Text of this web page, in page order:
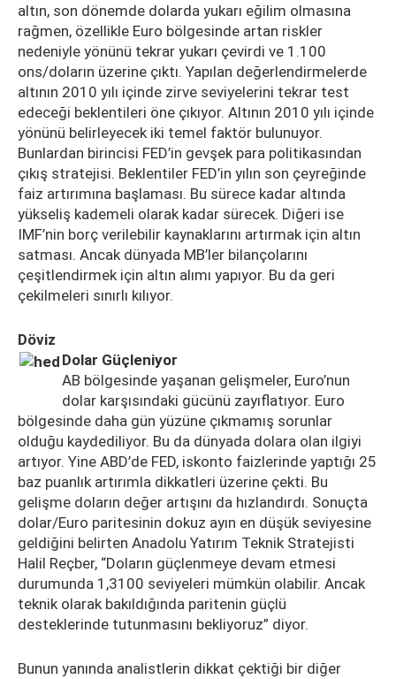
altın, son dönemde dolarda yukarı eğilim olmasına
rağmen, özellikle Euro bölgesinde artan riskler
nedeniyle yönünü tekrar yukarı çevirdi ve 1.100
ons/doların üzerine çıktı. Yapılan değerlendirmelerde
altının 2010 yılı içinde zirve seviyelerini tekrar test
edeceği beklentileri öne çıkıyor. Altının 2010 yılı içinde
yönünü belirleyecek iki temel faktör bulunuyor.
Bunlardan birincisi FED’in gevşek para politikasından
çıkış stratejisi. Beklentiler FED’in yılın son çeyreğinde
faiz artırımına başlaması. Bu sürece kadar altında
yükseliş kademeli olarak kadar sürecek. Diğeri ise
IMF’nin borç verilebilir kaynaklarını artırmak için altın
satması. Ancak dünyada MB’ler bilançolarını
çeşitlendirmek için altın alımı yapıyor. Bu da geri
çekilmeleri sınırlı kılıyor.
Döviz
Dolar Güçleniyor
AB bölgesinde yaşanan gelişmeler, Euro’nun
dolar karşısındaki gücünü zayıflatıyor. Euro
bölgesinde daha gün yüzüne çıkmamış sorunlar
olduğu kaydediliyor. Bu da dünyada dolara olan ilgiyi
artıyor. Yine ABD’de FED, iskonto faizlerinde yaptığı 25
baz puanlık artırımla dikkatleri üzerine çekti. Bu
gelişme doların değer artışını da hızlandırdı. Sonuçta
dolar/Euro paritesinin dokuz ayın en düşük seviyesine
geldiğini belirten Anadolu Yatırım Teknik Stratejisti
Halil Reçber, “Doların güçlenmeye devam etmesi
durumunda 1,3100 seviyeleri mümkün olabilir. Ancak
teknik olarak bakıldığında paritenin güçlü
desteklerinde tutunmasını bekliyoruz” diyor.
Bunun yanında analistlerin dikkat çektiği bir diğer